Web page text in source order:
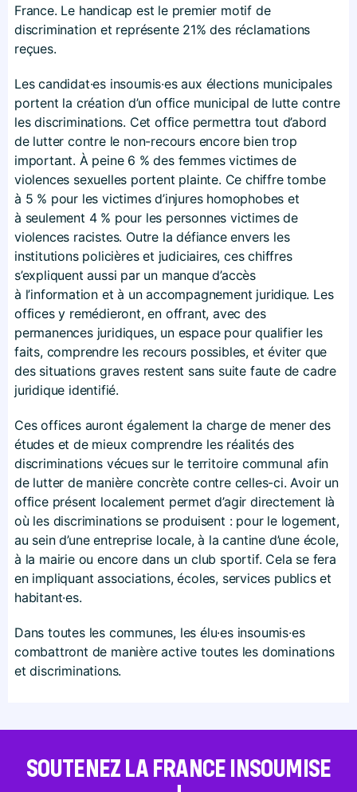
France. Le handicap est le premier motif de
discrimination et représente 21% des réclamations
reçues.
Les candidat·es insoumis·es aux élections municipales
portent la création d’un office municipal de lutte contre
les discriminations. Cet office permettra tout d’abord
de lutter contre le non-recours encore bien trop
important. À peine 6 % des femmes victimes de
violences sexuelles portent plainte. Ce chiffre tombe
à 5 % pour les victimes d’injures homophobes et
à seulement 4 % pour les personnes victimes de
violences racistes. Outre la défiance envers les
institutions policières et judiciaires, ces chiffres
s’expliquent aussi par un manque d’accès
à l’information et à un accompagnement juridique. Les
offices y remédieront, en offrant, avec des
permanences juridiques, un espace pour qualifier les
faits, comprendre les recours possibles, et éviter que
des situations graves restent sans suite faute de cadre
juridique identifié.
Ces offices auront également la charge de mener des
études et de mieux comprendre les réalités des
discriminations vécues sur le territoire communal afin
de lutter de manière concrète contre celles-ci. Avoir un
office présent localement permet d’agir directement là
où les discriminations se produisent : pour le logement,
au sein d’une entreprise locale, à la cantine d’une école,
à la mairie ou encore dans un club sportif. Cela se fera
en impliquant associations, écoles, services publics et
habitant·es.
Dans toutes les communes, les élu·es insoumis·es
combattront de manière active toutes les dominations
et discriminations.
SOUTENEZ LA FRANCE INSOUMISE